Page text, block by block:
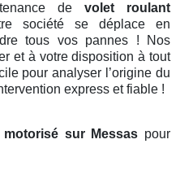
de volet roulant
société se déplace en
tous vos pannes ! Nos
et à votre disposition à tout
pour analyser l’origine du
express et fiable !
sur Messas pour